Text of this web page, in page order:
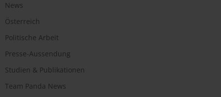
News
Österreich
Politische Arbeit
Presse-Aussendung
Studien & Publikationen
Team Panda News